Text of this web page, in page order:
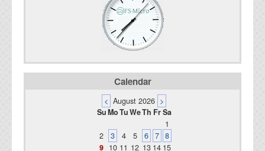
Calendar
< August 2026 >
SuMoTuWeTh FrSa
1
2
3 4 5 6 7 8
9 10 11 12 13 14 15